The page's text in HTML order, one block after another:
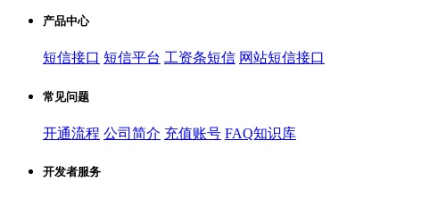
产品中心
短信接口 短信平台 工资条短信 网站短信接口
常见问题
开通流程 公司简介 充值账号 FAQ知识库
开发者服务